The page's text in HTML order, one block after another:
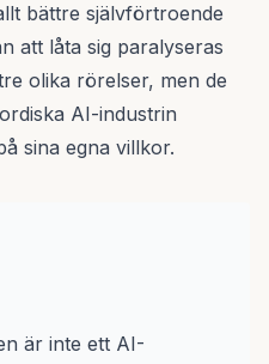
bättre självförtroende
att låta sig paralyseras
olika rörelser, men de
AI-industrin
sina egna villkor.
är inte ett AI-